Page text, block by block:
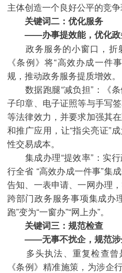
主体创造一个良好公平的竞争
关键词二：优化服务
——办事提效能，优化政
政务服务的小窗口，折
《条例》将“高效办成一件
规，推动政务服务提质增效。
数据跑腿“减负担”：《条
子印章、电子证照等与手写
等法律效力，并要求加强其
和推广应用，让“指尖亮证”
性交易成本。
集成办理“提效率”：实行
行全省 “高效办成一件事”集
告知、一表申请、一网办理
跨部门政务服务事项集成办
跑”变为“一窗办”“网上办”。
关键词三：规范检查
——无事不扰企，规范涉
多头执法、重复检查曾是
《条例》精准施策，为涉企